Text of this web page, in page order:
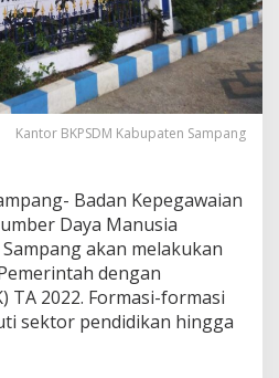
Kantor BKPSDM Kabupaten Sampang
Badan Kepegawaian
Daya Manusia
akan melakukan
dengan
TA 2022. Formasi-formasi
sektor pendidikan hingga